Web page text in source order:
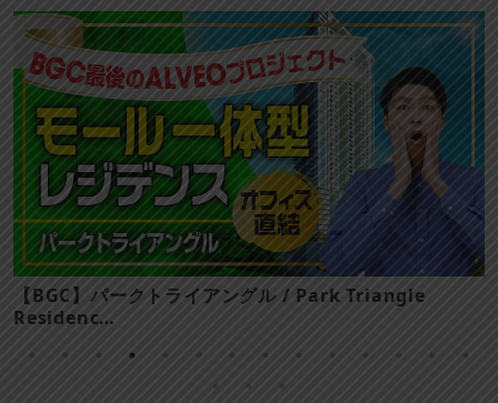
アングル / Park Triangle
【マカティ】パー